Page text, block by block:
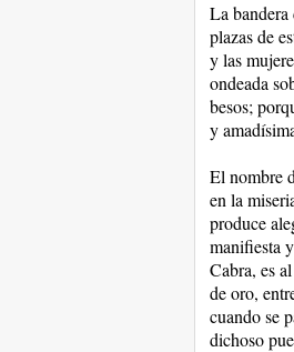
La
plazas de
y las
ondeada
besos;
y
El nombre
en la
produce
manifiesta
Cabra, es
de oro,
cuando se
dichoso